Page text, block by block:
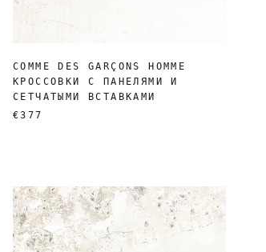
COMME DES GARÇONS HOMME
КРОССОВКИ С ПАНЕЛЯМИ И
СЕТЧАТЫМИ ВСТАВКАМИ
€377